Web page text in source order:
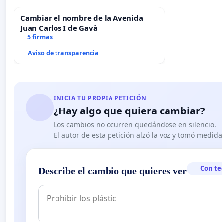
Cambiar el nombre de la Avenida
Juan Carlos I de Gavà
5 firmas
Aviso de transparencia
INICIA TU PROPIA PETICIÓN
¿Hay algo que quiera cambiar?
Los cambios no ocurren quedándose en silencio.
El autor de esta petición alzó la voz y tomó
Describe el cambio que quieres ver Con